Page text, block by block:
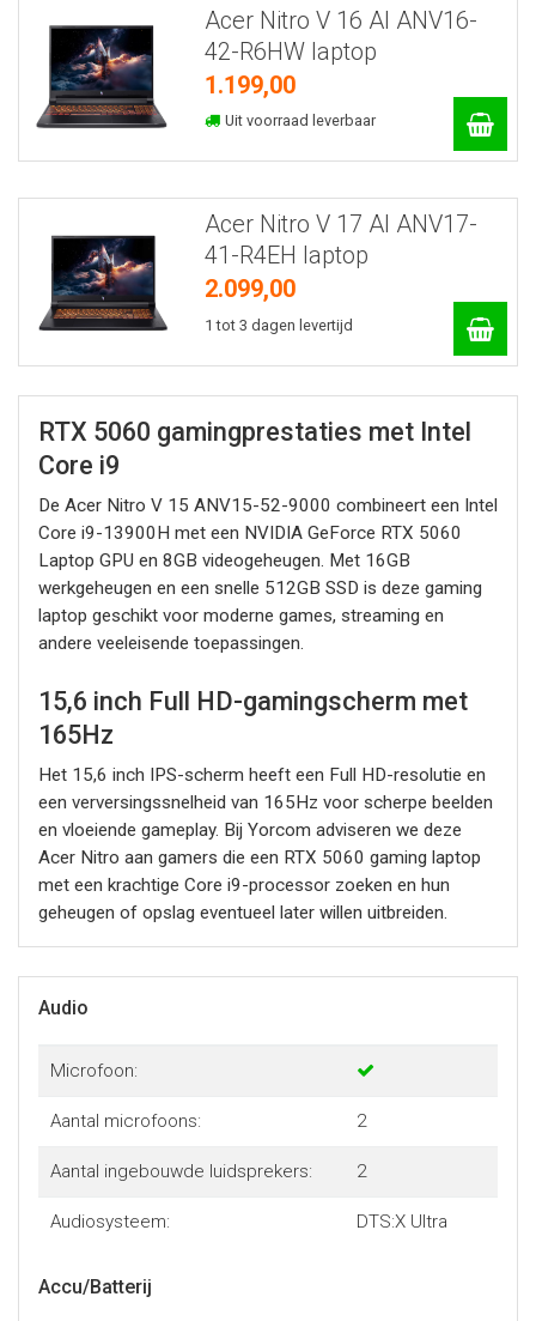
Acer Nitro V 16 AI ANV16-
42-R6HW laptop
1.199,00
Uit voorraad leverbaar
Acer Nitro V 17 AI ANV17-
41-R4EH laptop
2.099,00
1 tot 3 dagen levertijd
RTX 5060 gamingprestaties met Intel
Core i9
De Acer Nitro V 15 ANV15-52-9000 combineert een Intel
Core i9-13900H met een NVIDIA GeForce RTX 5060
Laptop GPU en 8GB videogeheugen. Met 16GB
werkgeheugen en een snelle 512GB SSD is deze gaming
laptop geschikt voor moderne games, streaming en
andere veeleisende toepassingen.
15,6 inch Full HD-gamingscherm met
165Hz
Het 15,6 inch IPS-scherm heeft een Full HD-resolutie en
een verversingssnelheid van 165Hz voor scherpe beelden
en vloeiende gameplay. Bij Yorcom adviseren we deze
Acer Nitro aan gamers die een RTX 5060 gaming laptop
met een krachtige Core i9-processor zoeken en hun
geheugen of opslag eventueel later willen uitbreiden.
Audio
Microfoon:
Aantal microfoons: 2
Aantal ingebouwde luidsprekers: 2
Audiosysteem: DTS:X Ultra
Accu/Batterij